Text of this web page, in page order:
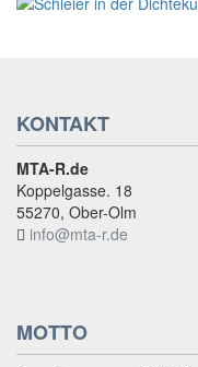
KONTAKT
MTA-R.de
Koppelgasse. 18
55270, Ober-Olm
info@mta-r.de
MOTTO